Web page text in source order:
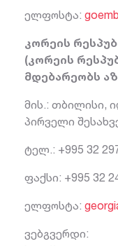
ელფოსტა:
კორეის
(კორეის
მდებარეობს
მის.: თბილისი,
პირველი
ტელ.: +995 32
ფაქსი: +995 32
ელფოსტა:
ვებგვერდი: